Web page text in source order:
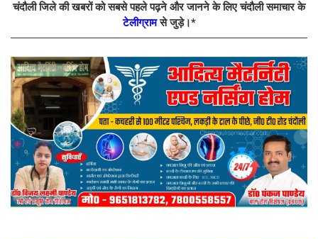
चंदौली जिले की खबरों को सबसे पहले पढ़ने और जानने के लिए चंदौली समाचार के
टेलीग्रामसे जुड़े।*